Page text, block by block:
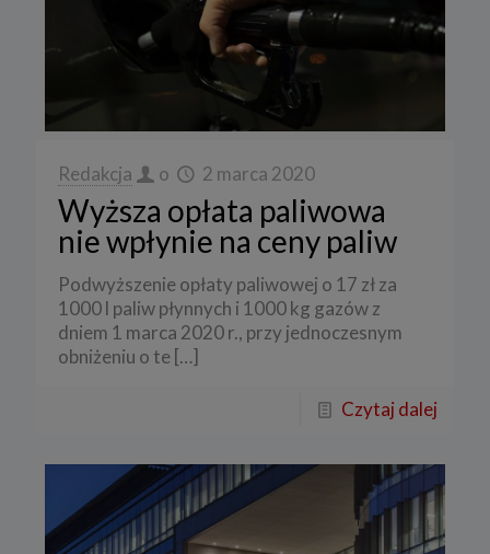
Redakcja o 2 marca 2020
Wyższa opłata paliwowa
nie wpłynie na ceny paliw
Podwyższenie opłaty paliwowej o 17 zł za
1000 l paliw płynnych i 1000 kg gazów z
dniem 1 marca 2020 r., przy jednoczesnym
obniżeniu o te […]
Czytaj dalej